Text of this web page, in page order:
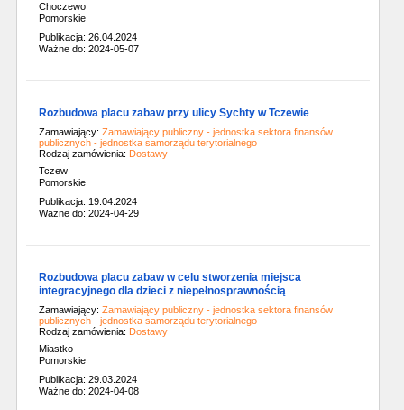
Choczewo
Pomorskie
Publikacja: 26.04.2024
Ważne do: 2024-05-07
Rozbudowa placu zabaw przy ulicy Sychty w Tczewie
Zamawiający: Zamawiający publiczny - jednostka sektora finansów
publicznych - jednostka samorządu terytorialnego
Rodzaj zamówienia: Dostawy
Tczew
Pomorskie
Publikacja: 19.04.2024
Ważne do: 2024-04-29
Rozbudowa placu zabaw w celu stworzenia miejsca
integracyjnego dla dzieci z niepełnosprawnością
Zamawiający: Zamawiający publiczny - jednostka sektora finansów
publicznych - jednostka samorządu terytorialnego
Rodzaj zamówienia: Dostawy
Miastko
Pomorskie
Publikacja: 29.03.2024
Ważne do: 2024-04-08